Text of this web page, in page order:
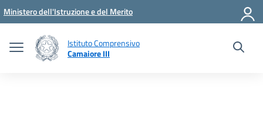
Vai ai contenuti
Vai al menu di navigazione
Vai al footer
Ministero dell'Istruzione e del Merito
Istituto Comprensivo
Camaiore III